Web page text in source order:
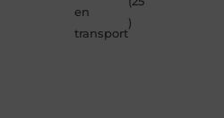
en
transport
)